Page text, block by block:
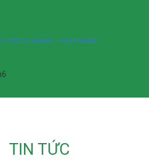
TỐC 5 HANOI – HAI PHONG
TIN TỨC